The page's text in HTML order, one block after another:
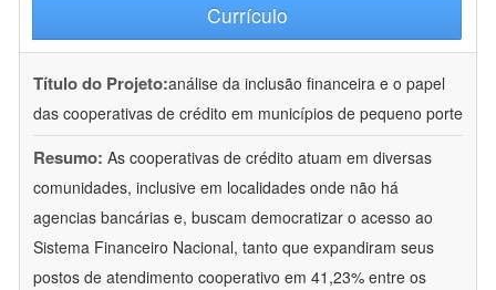
Currículo
Título do Projeto:análise da inclusão financeira e o papel
das cooperativas de crédito em municípios de pequeno porte
Resumo: As cooperativas de crédito atuam em diversas
comunidades, inclusive em localidades onde não há
agencias bancárias e, buscam democratizar o acesso ao
Sistema Financeiro Nacional, tanto que expandiram seus
postos de atendimento cooperativo em 41,23% entre os